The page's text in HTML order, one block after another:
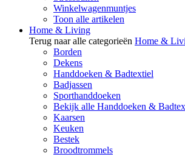
Winkelwagenmuntjes
Toon alle artikelen
Home & Living
Terug naar alle categorieën Home &
Borden
Dekens
Handdoeken & Badtextiel
Badjassen
Sporthanddoeken
Bekijk alle Handdoeken &
Kaarsen
Keuken
Bestek
Broodtrommels